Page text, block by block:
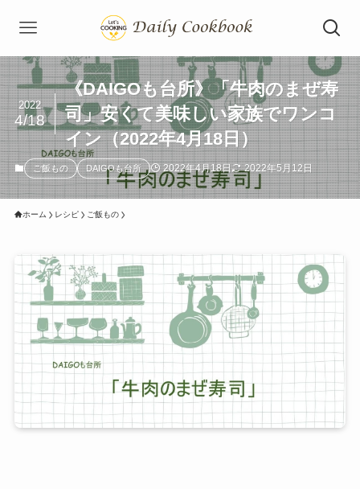
《DAIGOも台所》「牛肉のまぜ寿
司」安くて美味しい家族でワンコ
イン（2022年4月18日）
2022
4/18
ご飯もの DAIGOも台所 2022年4月18日 2022年5月12日
ホーム レシピ ご飯もの